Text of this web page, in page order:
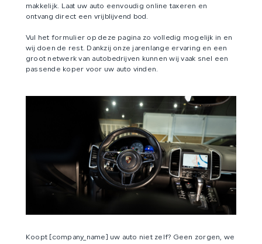
DIENSTEN
VERKOCHT
OVER ONS
CONTACT
makkelijk. Laat uw auto eenvoudig online taxeren en
ontvang direct een vrijblijvend bod.
Vul het formulier op deze pagina zo volledig mogelijk in en
wij doen de rest. Dankzij onze jarenlange ervaring en een
groot netwerk van autobedrijven kunnen wij vaak snel een
passende koper voor uw auto vinden.
Koopt [company_name] uw auto niet zelf? Geen zorgen, we